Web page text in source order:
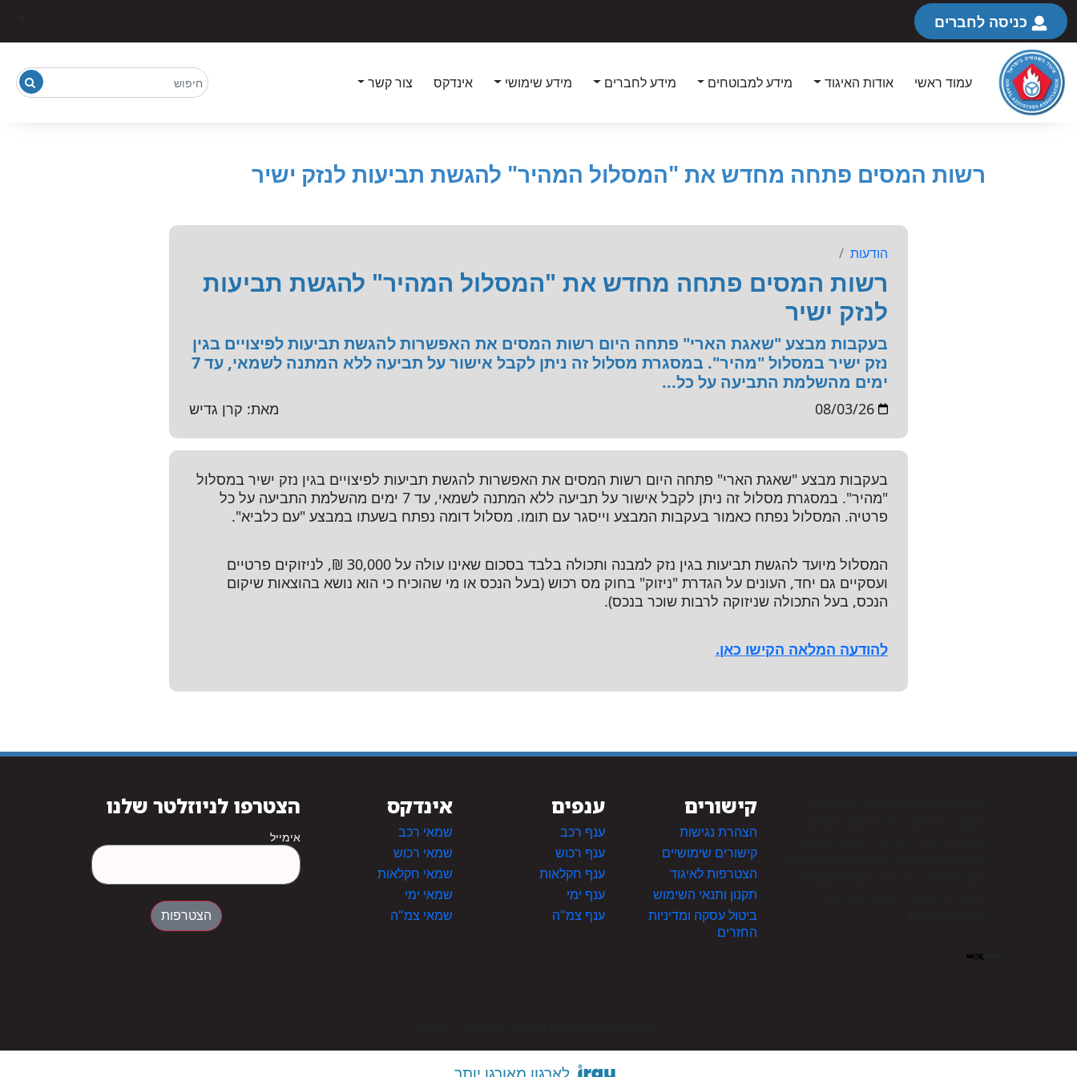
כניסה לחברים
עמוד ראשי אודות האיגוד מידע למבוטחים מידע לחברים מידע שימושי אינדקס צור קשר
רשות המסים פתחה מחדש את "המסלול המהיר" להגשת תביעות לנזק ישיר
הודעות
רשות המסים פתחה מחדש את "המסלול המהיר" להגשת תביעות
לנזק ישיר
בעקבות מבצע "שאגת הארי" פתחה היום רשות המסים את האפשרות להגשת תביעות לפיצויים בגין
נזק ישיר במסלול "מהיר". במסגרת מסלול זה ניתן לקבל אישור על תביעה ללא המתנה לשמאי, עד 7
ימים מהשלמת התביעה על כל...
08/03/26 מאת: קרן גדיש
בעקבות מבצע "שאגת הארי" פתחה היום רשות המסים את האפשרות להגשת תביעות לפיצויים בגין נזק ישיר במסלול
"מהיר". במסגרת מסלול זה ניתן לקבל אישור על תביעה ללא המתנה לשמאי, עד 7 ימים מהשלמת התביעה על כל
פרטיה. המסלול נפתח כאמור בעקבות המבצע וייסגר עם תומו. מסלול דומה נפתח בשעתו במבצע "עם כלביא".
המסלול מיועד להגשת תביעות בגין נזק למבנה ותכולה בלבד בסכום שאינו עולה על 30,000 ₪, לניזוקים פרטיים
ועסקיים גם יחד, העונים על הגדרת "ניזוק" בחוק מס רכוש (בעל הנכס או מי שהוכיח כי הוא נושא בהוצאות שיקום
הנכס, בעל התכולה שניזוקה לרבות שוכר בנכס).
להודעה המלאה הקישו כאן.
קישורים
הצהרת נגישות
קישורים שימושיים
הצטרפות לאיגוד
תקנון ותנאי השימוש
ביטול עסקה ומדיניות
החזרים
ענפים
ענף רכב
ענף רכוש
ענף חקלאות
ענף ימי
ענף צמ"ה
אינדקס
שמאי רכב
שמאי רכוש
שמאי חקלאות
שמאי ימי
שמאי צמ"ה
הצטרפו לניוזלטר שלנו
אימייל
הצטרפות